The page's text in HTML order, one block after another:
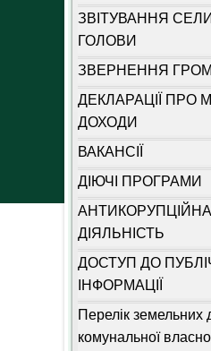
ЗВІТУВАННЯ
ГОЛОВИ
ЗВЕРНЕННЯ
ДЕКЛАРАЦІЇ ПРО
ДОХОДИ
ВАКАНСІЇ
ДІЮЧІ ПРОГРАМИ
АНТИКОРУПЦІЙНА
ДІЯЛЬНІСТЬ
ДОСТУП ДО
ІНФОРМАЦІЇ
Перелік земельних
комунальної